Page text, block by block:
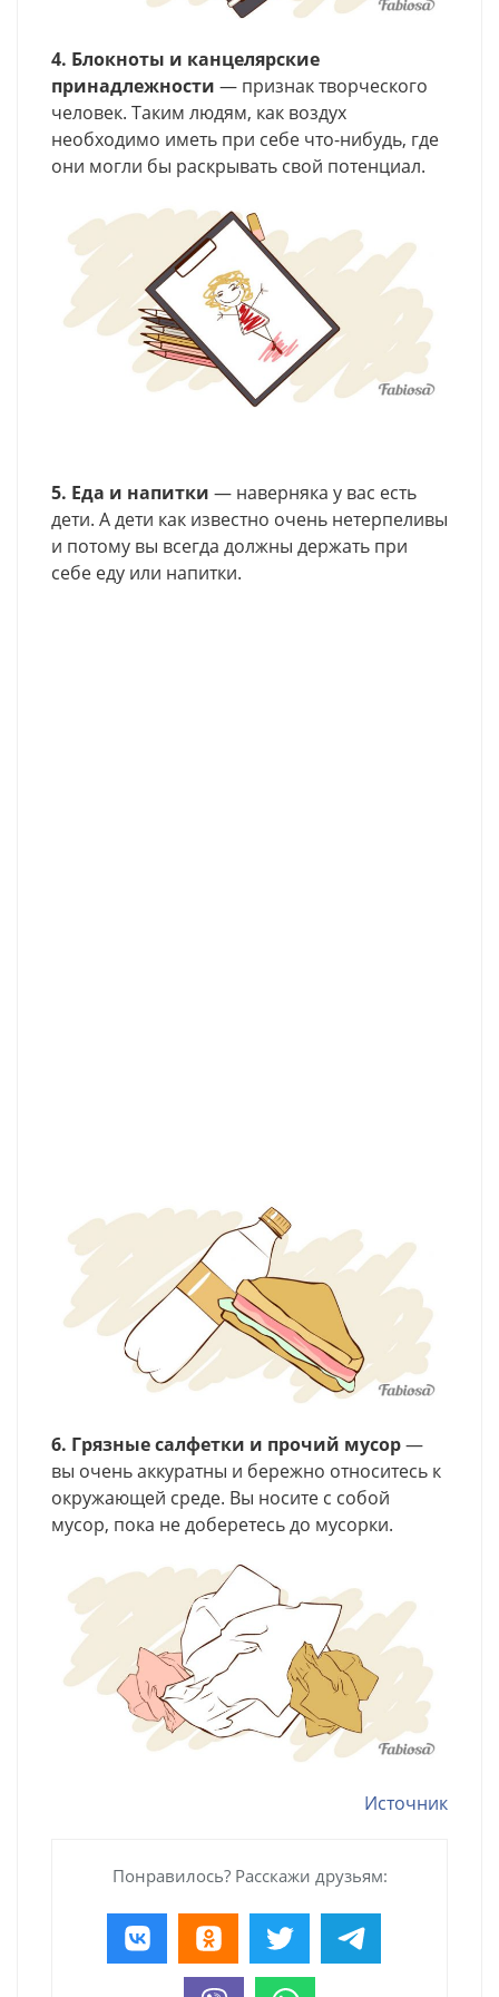
4. Блокноты и канцелярские
принадлежности — признак творческого
человек. Таким людям, как воздух
необходимо иметь при себе что-нибудь, где
они могли бы раскрывать свой потенциал.
5. Еда и напитки — наверняка у вас есть
дети. А дети как известно очень нетерпеливы
и потому вы всегда должны держать при
себе еду или напитки.
6. Грязные салфетки и прочий мусор—
вы очень аккуратны и бережно относитесь к
окружающей среде. Вы носите с собой
мусор, пока не доберетесь до мусорки.
Источник
Понравилось? Расскажи друзьям: